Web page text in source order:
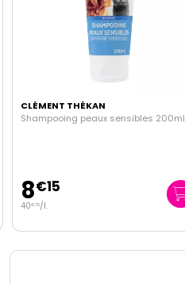
CLÉMENT THÉKAN
Shampooing peaux sensibles 200ml
8€15
40€75/l.